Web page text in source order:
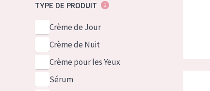
TYPE DE PRODUIT
Crème de Jour
Crème de Nuit
Crème pour les Yeux
Sérum